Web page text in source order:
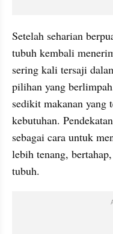
Setelah seharian
tubuh kembali
sering kali tersaji
pilihan yang
sedikit makanan yang
kebutuhan.
sebagai cara untuk
lebih tenang,
tubuh.